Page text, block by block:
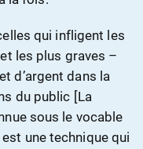
qui infligent les
les plus graves –
d’argent dans la
du public [La
sous le vocable
une technique qui